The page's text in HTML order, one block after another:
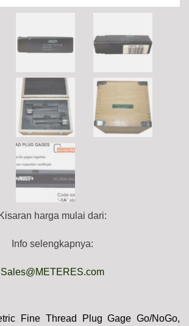
Kisaran harga mulai dari:
Info selengkapnya:
Sales@METERES.com
Fine Thread Plug Gage Go/NoGo,